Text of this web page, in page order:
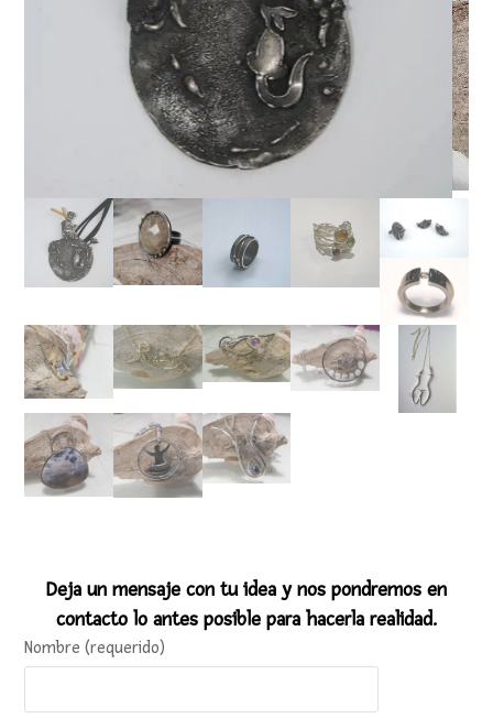
Deja un mensaje con tu idea y nos pondremos en
contacto lo antes posible para hacerla realidad.
Nombre (requerido)